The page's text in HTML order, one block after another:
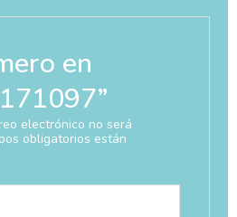
en
electrónico no será
obligatorios están